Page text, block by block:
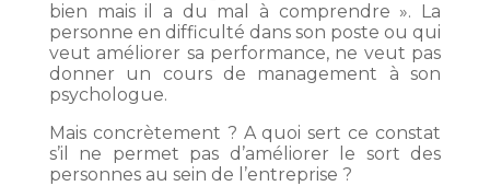
bien mais il a du mal à comprendre ». La
personne en difficulté dans son poste ou qui
veut améliorer sa performance, ne veut pas
donner un cours de management à son
psychologue.
Mais concrètement ? A quoi sert ce constat
s’il ne permet pas d’améliorer le sort des
personnes au sein de l’entreprise ?